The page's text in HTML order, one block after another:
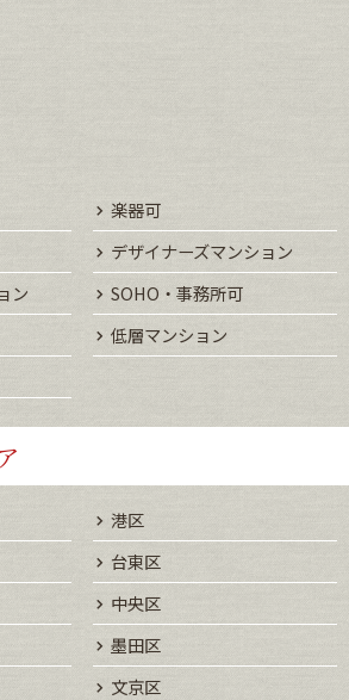
楽器可
デザイナーズマンション
ン
SOHO・事務所可
低層マンション
港区
台東区
中央区
墨田区
文京区